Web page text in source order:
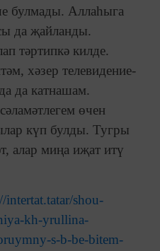
булмады. Аллаһыга
да җайланды.
тәртипкә килде.
хәзер телевидение-
да катнашам.
өчен
күп булды. Тугры
алар миңа иҗат итү
intertat.tatar/shou-
kh-yrullina-
s-b-be-bitem-